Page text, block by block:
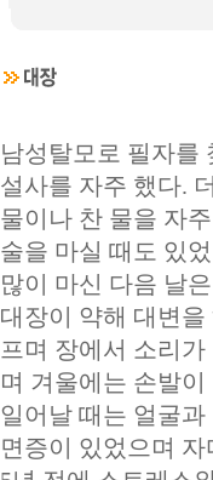
남성탈모로 필자를
설사를 자주 했다.
물이나 찬 물을 자
술을 마실 때도 있
많이 마신 다음 날
대장이 약해 대변
프며 장에서 소리
며 겨울에는 손발
일어날 때는 얼굴
면증이 있었으며